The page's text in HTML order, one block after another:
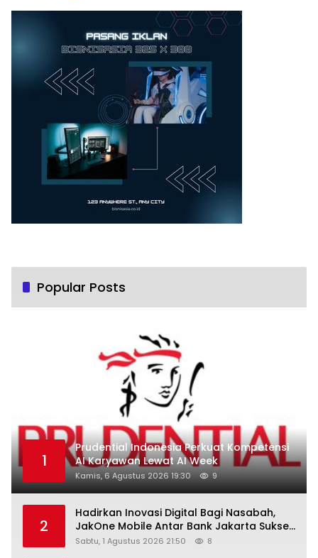
Popular Posts
1
Prudential Indonesia Perkuat Kompetensi
AI Karyawan Lewat AI Week
Kamis, 6 Agustus 2026 19:30 9
2
Hadirkan Inovasi Digital Bagi Nasabah,
JakOne Mobile Antar Bank Jakarta Sukses
Raih Digital Excellence Awards 2026
Sabtu, 1 Agustus 2026 21:50 8